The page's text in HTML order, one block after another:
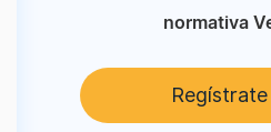
normativa